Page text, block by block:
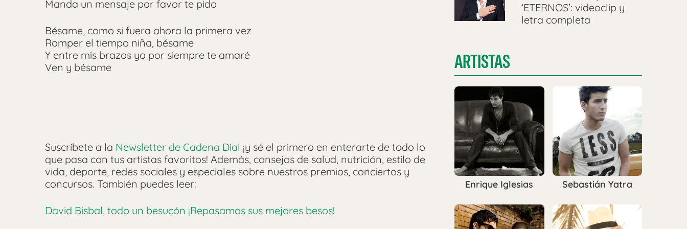
Manda un mensaje por favor te pido
Bésame, como si fuera ahora la primera vez
Romper el tiempo niña, bésame
Y entre mis brazos yo por siempre te amaré
Ven y bésame
Suscríbete a la Newsletter de Cadena Dial ¡y sé el primero en enterarte de todo lo
que pasa con tus artistas favoritos! Además, consejos de salud, nutrición, estilo de
vida, deporte, redes sociales y especiales sobre nuestros premios, conciertos y
concursos. También puedes leer:
David Bisbal, todo un besucón ¡Repasamos sus mejores besos!
‘ETERNOS’: videoclip y
letra completa
ARTISTAS
Enrique Iglesias Sebastián Yatra